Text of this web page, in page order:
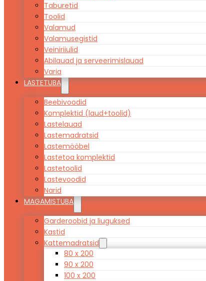
Taburetid
Toolid
Valamud
Valamusegistid
Veiniriiulid
Abilauad ja serveerimislauad
Varia
LASTETUBA
Beebivoodid
Komplektid (laud+toolid)
Lastelauad
Lastemadratsid
Lastemööbel
Lastetoa komplektid
Lastetoolid
Lastevoodid
Narid
MAGAMISTUBA
Garderoobid ja liuguksed
Kastid
Kattemadratsid
80 x 200
90 x 200
100 x 200